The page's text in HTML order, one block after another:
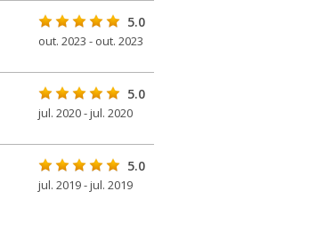
5.0
out. 2023 - out. 2023
5.0
jul. 2020 - jul. 2020
5.0
jul. 2019 - jul. 2019